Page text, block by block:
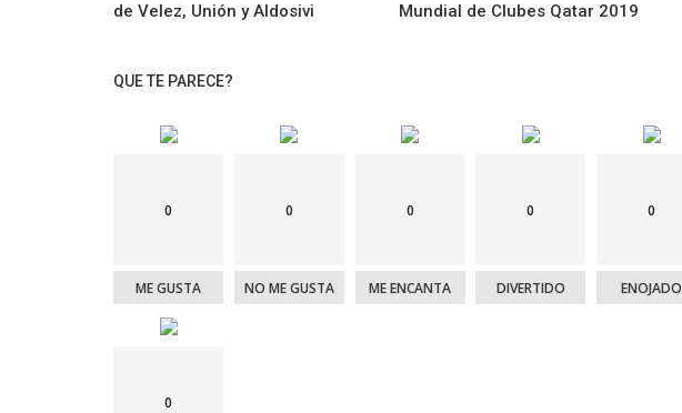
de Velez, Unión y Aldosivi
Mundial de Clubes Qatar 2019
QUE TE PARECE?
0
ME GUSTA
0
NO ME GUSTA
0
ME ENCANTA
0
DIVERTIDO
0
ENOJADO
0